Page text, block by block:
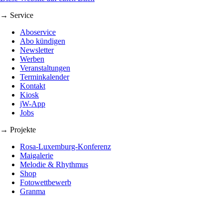
→ Service
Aboservice
Abo kündigen
Newsletter
Werben
Veranstaltungen
Terminkalender
Kontakt
Kiosk
jW-App
Jobs
→ Projekte
Rosa-Luxemburg-Konferenz
Maigalerie
Melodie & Rhythmus
Shop
Fotowettbewerb
Granma